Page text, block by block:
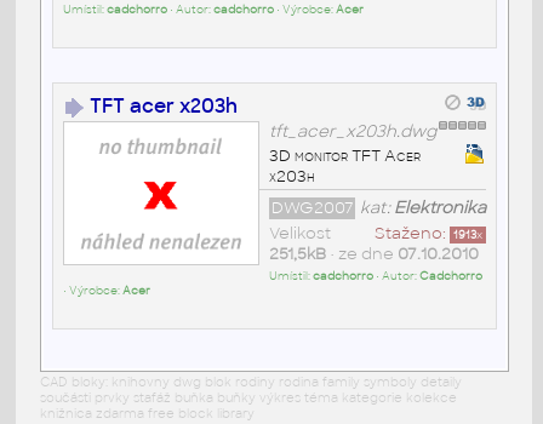
Umístil:cadchorro• Autor:cadchorro• Výrobce:Acer
TFT acer x203h
tft_acer_x203h.dwg
3D monitor TFT Acer
x203h
kat:Elektronika
DWG2007
Staženo: 1913x
Velikost
251,5kB• ze dne 07.10.2010
Umístil:cadchorro• Autor:Cadchorro
• Výrobce:Acer
CAD bloky: knihovny dwg blok rodiny rodina family symboly detaily
součásti prvky stafáž buňka buňky výkres téma kategorie kolekce
knižnica zdarma free block library